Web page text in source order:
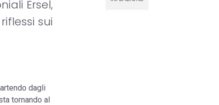
Ersel,
sui
dagli
tornando al